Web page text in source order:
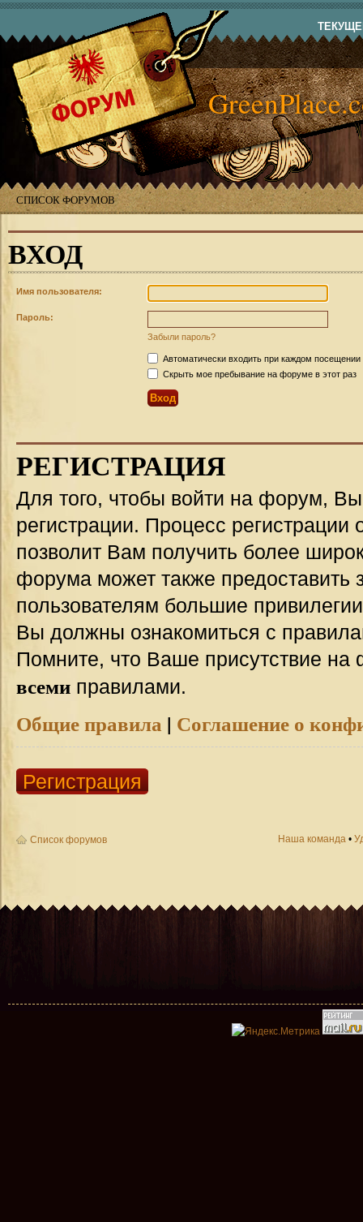
СПИСОК ФОРУМОВ
ВХОД
Имя пользователя:
Пароль:
Забыли пароль?
Автоматически входить при каждом посещении
Скрыть мое пребывание на форуме в этот раз
РЕГИСТРАЦИЯ
Для того, чтобы войти на форум,
регистрации. Процесс регистрации
позволит Вам получить более
форума может также предоставить
пользователям большие
Вы должны ознакомиться с
Помните, что Ваше присутствие на
всеми правилами.
Общие правила | Соглашение о
Регистрация
Список форумов Наша команда •